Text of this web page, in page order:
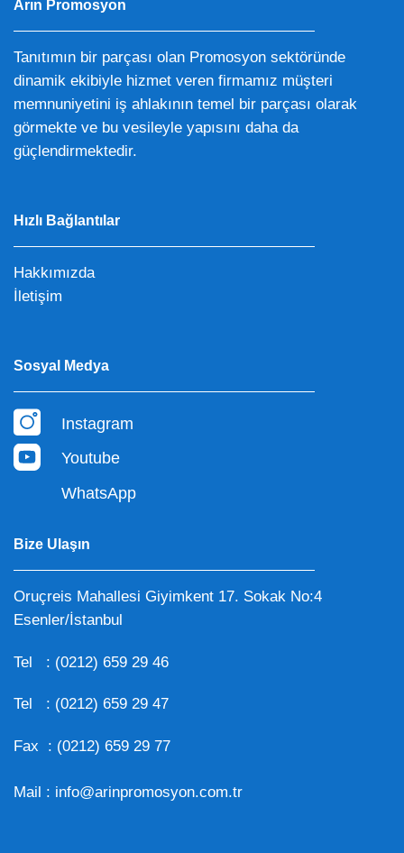
Arın Promosyon
Tanıtımın bir parçası olan Promosyon sektöründe
dinamik ekibiyle hizmet veren firmamız müşteri
memnuniyetini iş ahlakının temel bir parçası olarak
görmekte ve bu vesileyle yapısını daha da
güçlendirmektedir.
Hızlı Bağlantılar
Hakkımızda
İletişim
Sosyal Medya
Instagram
Youtube
WhatsApp
Bize Ulaşın
Oruçreis Mahallesi Giyimkent 17. Sokak No:4
Esenler/İstanbul
Tel : (0212) 659 29 46
Tel : (0212) 659 29 47
Fax : (0212) 659 29 77
Mail : info@arinpromosyon.com.tr